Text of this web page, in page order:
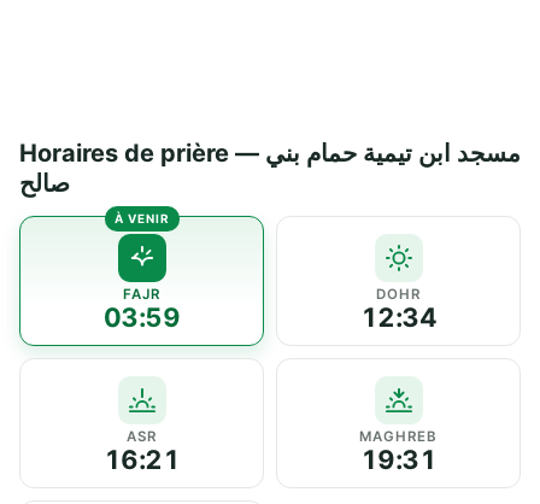
Horaires de prière — مسجد ابن تيمية حمام بني
صالح
FAJR
03:59
DOHR
12:34
ASR
16:21
MAGHREB
19:31